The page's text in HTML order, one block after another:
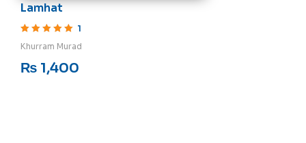
Lamhat
1
Khurram Murad
₨ 1,400